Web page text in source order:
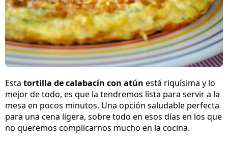
Esta tortilla de calabacín con atún está riquísima y lo
mejor de todo, es que la tendremos lista para servir a la
mesa en pocos minutos. Una opción saludable perfecta
para una cena ligera, sobre todo en esos días en los que
no queremos complicarnos mucho en la cocina.